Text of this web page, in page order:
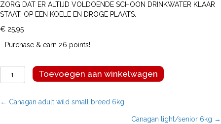
ZORG DAT ER ALTIJD VOLDOENDE SCHOON DRINKWATER KLAAR
STAAT, OP EEN KOELE EN DROGE PLAATS.
€ 25,95
Purchase & earn 26 points!
light/senior
aantal
Toevoegen aan winkelwagen
Posts
← Canagan adult wild small breed 6kg
Canagan light/senior 6kg →